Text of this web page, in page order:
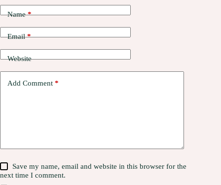
Name*
Email*
Website
Add Comment *
Save my name, email and website in this browser for the
next time I comment.